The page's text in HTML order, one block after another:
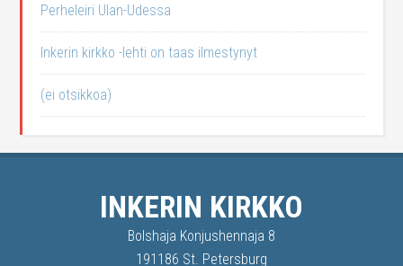
Perheleiri Ulan-Udessa
Inkerin kirkko -lehti on taas ilmestynyt
(ei otsikkoa)
INKERIN KIRKKO
Bolshaja Konjushennaja 8
191186 St. Petersburg